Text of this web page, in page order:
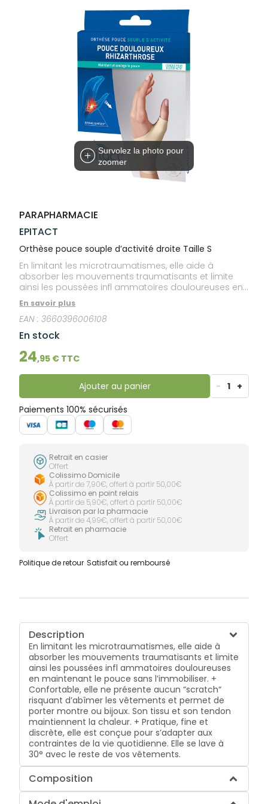
pharmacie
Dispositifs
médicaux
Cheveux
Corps
Solaire
PHARMACIES
DE GARDE
APPLICATION
DE SANTÉ
Survolez la photo pour
zoomer
PARAPHARMACIE
EPITACT
Orthèse pouce souple d’activité droite Taille S
En limitant les microtraumatismes, elle aide à
absorber les mouvements traumatisants et limite
ainsi les poussées infl ammatoires douloureuses en
maintenant le pouce sans l’immobiliser. +
Confortable, elle ne présente aucun “scratch“
risquant d’abîmer les vêtements et permet de porter
montre ou bijoux. Son tissu et son tendon
maintiennent la chaleur. + Pratique, fine et discrète,
elle est conçue pour s’adapter aux contraintes de la
vie quotidienne. Elle se lave à 30° avec le reste de
vos vêtements.
En savoir plus
EAN :3660396006108
En stock
24,95 € TTC
Ajouter au panier - 1 +
Paiements 100% sécurisés
Retrait en casier
Offert
Colissimo Domicile
À partir de 7,90€, offert à partir 50,00€
Colissimo en point relais
À partir de 5,90€, offert à partir 50,00€
Livraison par la pharmacie
À partir de 4,99€, offert à partir 50,00€
Retrait en pharmacie
Offert
Politique de retour Satisfait ou remboursé
Description
En limitant les microtraumatismes, elle aide à
absorber les mouvements traumatisants et limite
ainsi les poussées infl ammatoires douloureuses
en maintenant le pouce sans l’immobiliser. +
Confortable, elle ne présente aucun “scratch“
risquant d’abîmer les vêtements et permet de
porter montre ou bijoux. Son tissu et son tendon
maintiennent la chaleur. + Pratique, fine et
discrète, elle est conçue pour s’adapter aux
contraintes de la vie quotidienne. Elle se lave à
30° avec le reste de vos vêtements.
Composition